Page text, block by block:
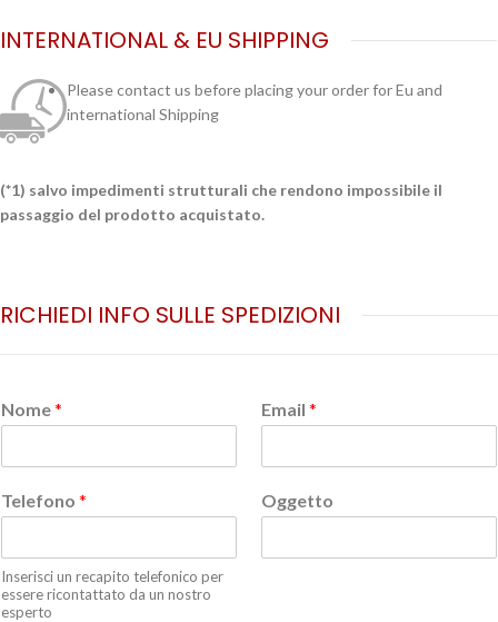
INTERNATIONAL & EU SHIPPING
Please contact us before placing your order for Eu and
international Shipping
(*1) salvo impedimenti strutturali che rendono impossibile il
passaggio del prodotto acquistato.
RICHIEDI INFO SULLE SPEDIZIONI
Nome* Email *
Telefono *
Inserisci un recapito telefonico per
essere ricontattato da un nostro
esperto
Oggetto